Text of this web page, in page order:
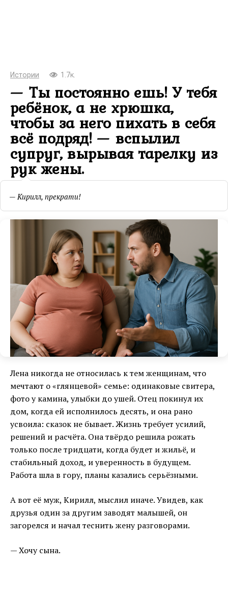
Истории 1.7к.
— Ты постоянно ешь! У тебя
ребёнок, а не хрюшка,
чтобы за него пихать в себя
всё подряд! — вспылил
супруг, вырывая тарелку из
рук жены.
— Кирилл, прекрати!
Лена никогда не относилась к тем женщинам, что
мечтают о «глянцевой» семье: одинаковые свитера,
фото у камина, улыбки до ушей. Отец покинул их
дом, когда ей исполнилось десять, и она рано
усвоила: сказок не бывает. Жизнь требует усилий,
решений и расчёта. Она твёрдо решила рожать
только после тридцати, когда будет и жильё, и
стабильный доход, и уверенность в будущем.
Работа шла в гору, планы казались серьёзными.
А вот её муж, Кирилл, мыслил иначе. Увидев, как
друзья один за другим заводят малышей, он
загорелся и начал теснить жену разговорами.
— Хочу сына.